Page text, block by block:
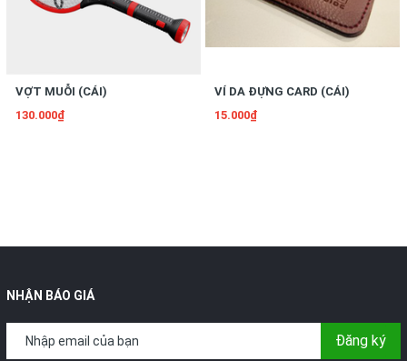
VỢT MUỖI (CÁI)
130.000₫
VÍ DA ĐỰNG CARD (CÁI)
15.000₫
NHẬN BÁO GIÁ
Đăng ký